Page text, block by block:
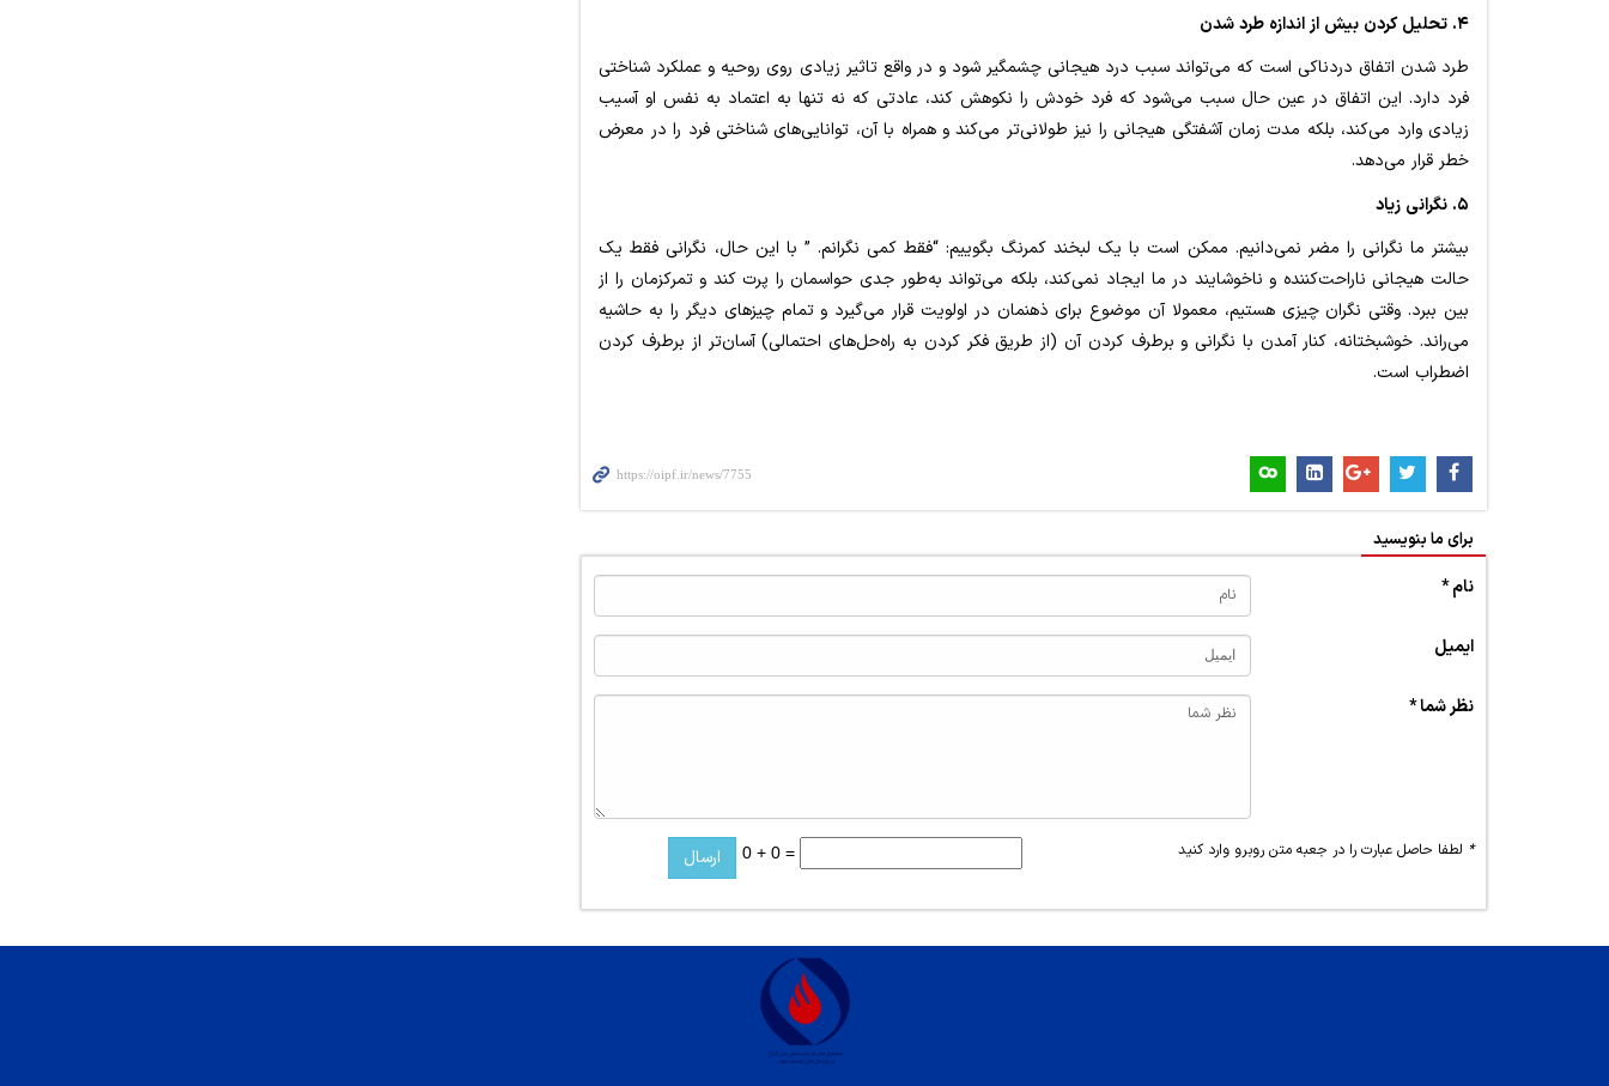
۴. تحلیل کردن بیش از اندازه طرد شدن
طرد شدن اتفاق دردناکی است که می‌تواند سبب درد هیجانی چشمگیر شود و در واقع تاثیر زیادی روی روحیه و عملکرد شناختی
فرد دارد. این اتفاق در عین حال سبب می‌شود که فرد خودش را نکوهش کند، عادتی که نه تنها به اعتماد به نفس او آسیب
زیادی وارد می‌کند، بلکه مدت زمان آشفتگی هیجانی را نیز طولانی‌تر می‌کند و همراه با آن، توانایی‌های شناختی فرد را در معرض
خطر قرار می‌دهد.
۵. نگرانی زیاد
بیشتر ما نگرانی را مضر نمی‌دانیم. ممکن است با یک لبخند کمرنگ بگوییم: “فقط کمی نگرانم. ” با این حال، نگرانی فقط یک
حالت هیجانی ناراحت‌کننده و ناخوشایند در ما ایجاد نمی‌کند، بلکه می‌تواند به‌طور جدی حواسمان را پرت کند و تمرکزمان را از
بین ببرد. وقتی نگران چیزی هستیم، معمولا آن موضوع برای ذهنمان در اولویت قرار می‌گیرد و تمام چیزهای دیگر را به حاشیه
می‌راند. خوشبختانه، کنار آمدن با نگرانی و برطرف کردن آن (از طریق فکر کردن به راه‌حل‌های احتمالی) آسان‌تر از برطرف کردن
اضطراب است.
برای ما بنویسید
نام *
ایمیل
نظر شما *
* لطفا حاصل عبارت را در جعبه متن روبرو وارد کنید 0 + 0 =